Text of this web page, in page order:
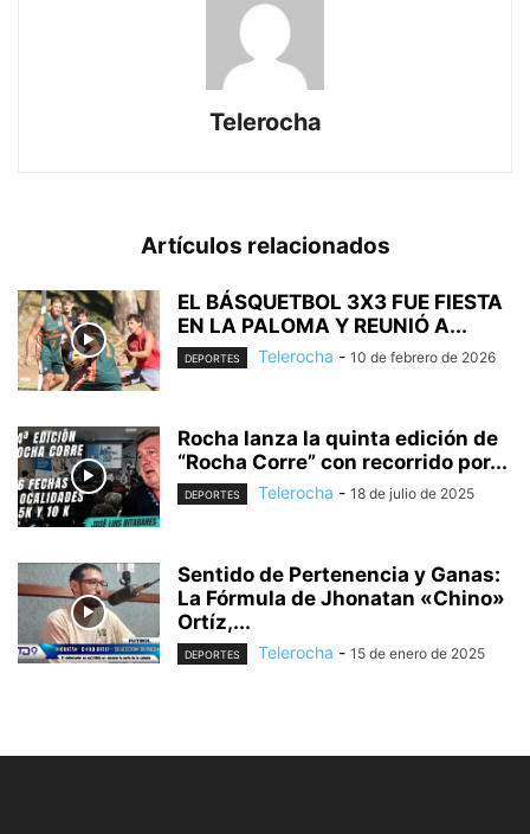
Telerocha
Artículos relacionados
EL BÁSQUETBOL 3X3 FUE FIESTA
EN LA PALOMA Y REUNIÓ A...
DEPORTES Telerocha - 10 de febrero de 2026
Rocha lanza la quinta edición de
“Rocha Corre” con recorrido por...
DEPORTES Telerocha - 18 de julio de 2025
Sentido de Pertenencia y Ganas:
La Fórmula de Jhonatan «Chino»
Ortíz,...
DEPORTES Telerocha - 15 de enero de 2025